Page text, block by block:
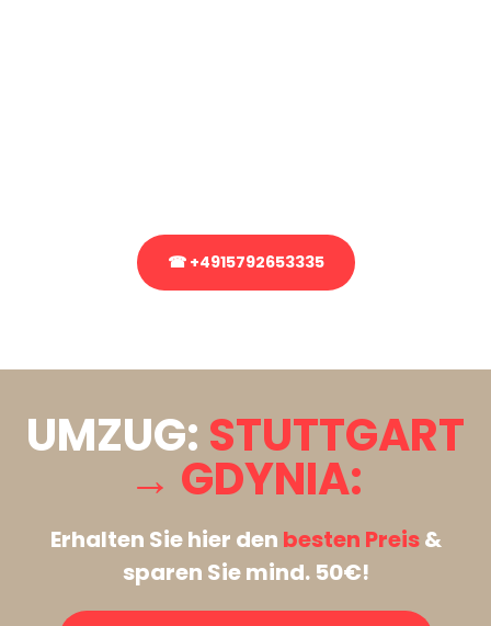
☎ +4915792653335
UMZUG: STUTTGART
→ GDYNIA:
Erhalten Sie hier den besten Preis&
sparen Sie mind. 50€!